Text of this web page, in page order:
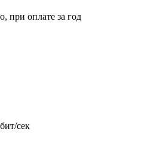
при оплате за год
сек